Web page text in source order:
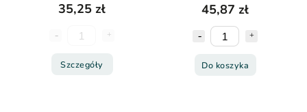
35,25 zł
Szczegóły
45,87 zł
Do koszyka